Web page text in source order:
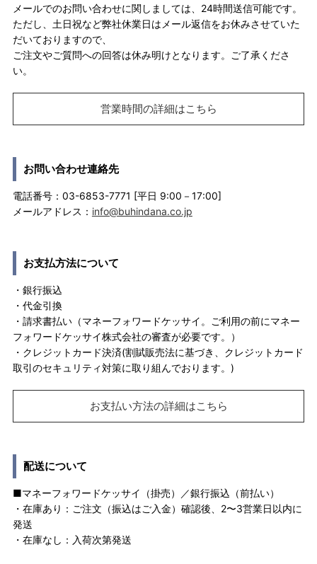
メールでのお問い合わせに関しましては、24時間送信可能です。
ただし、土日祝など弊社休業日はメール返信をお休みさせていた
だいておりますので、
ご注文やご質問への回答は休み明けとなります。ご了承くださ
い。
営業時間の詳細はこちら
お問い合わせ連絡先
電話番号：03-6853-7771 [平日 9:00－17:00]
メールアドレス： info@buhindana.co.jp
お支払方法について
・銀行振込
・代金引換
・請求書払い（マネーフォワードケッサイ。ご利用の前にマネー
フォワードケッサイ株式会社の審査が必要です。）
・クレジットカード決済(割賦販売法に基づき、クレジットカード
取引のセキュリティ対策に取り組んでおります。)
お支払い方法の詳細はこちら
配送について
■マネーフォワードケッサイ（掛売）／銀行振込（前払い）
・在庫あり：ご注文（振込はご入金）確認後、2〜3営業日以内に
発送
・在庫なし：入荷次第発送